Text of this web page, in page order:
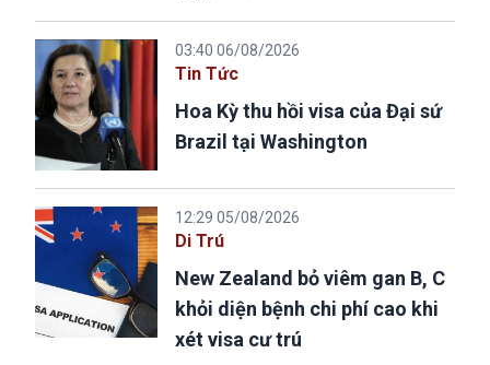
03:40 06/08/2026
Tin Tức
Hoa Kỳ thu hồi visa của Đại sứ
Brazil tại Washington
12:29 05/08/2026
Di Trú
New Zealand bỏ viêm gan B, C
khỏi diện bệnh chi phí cao khi
xét visa cư trú